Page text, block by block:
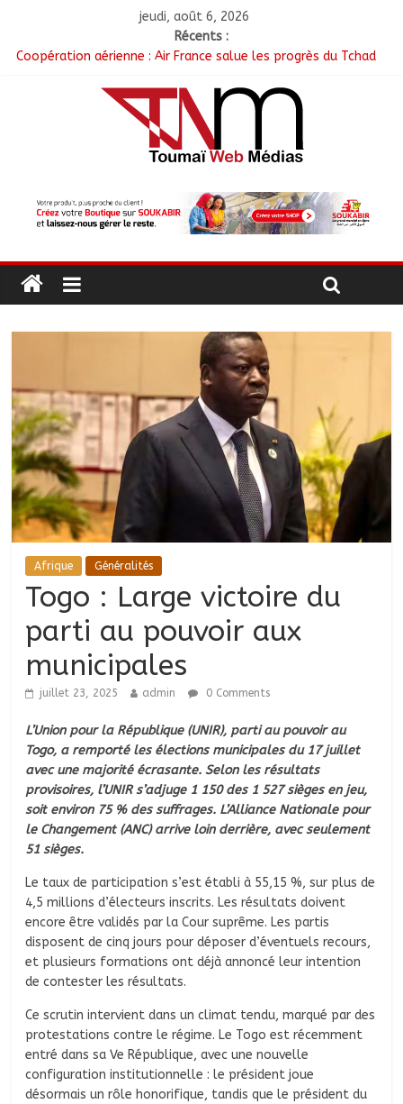
jeudi, août 6, 2026
Récents :
Coopération aérienne : Air France salue les progrès du Tchad
Nigeria : 308 otages libérés lors d’une vaste opération de
Santé : La Commune de N’Djamena et l’OMS renforcent leur
mobilisent pour le recensement
Jeunesse : Un programme d’un milliard de FCFA pour former
100 jeunes entrepreneurs tchadiens au Maroc
Afrique Généralités
Togo : Large victoire du
parti au pouvoir aux
municipales
juillet 23, 2025 admin 0 Comments
L’Union pour la République (UNIR), parti au pouvoir au
Togo, a remporté les élections municipales du 17 juillet
avec une majorité écrasante. Selon les résultats
provisoires, l’UNIR s’adjuge 1 150 des 1 527 sièges en jeu,
soit environ 75 % des suffrages. L’Alliance Nationale pour
le Changement (ANC) arrive loin derrière, avec seulement
51 sièges.
Le taux de participation s’est établi à 55,15 %, sur plus de
4,5 millions d’électeurs inscrits. Les résultats doivent
encore être validés par la Cour suprême. Les partis
disposent de cinq jours pour déposer d’éventuels recours,
et plusieurs formations ont déjà annoncé leur intention
de contester les résultats.
Ce scrutin intervient dans un climat tendu, marqué par des
protestations contre le régime. Le Togo est récemment
entré dans sa Ve République, avec une nouvelle
configuration institutionnelle : le président joue
désormais un rôle honorifique, tandis que le président du